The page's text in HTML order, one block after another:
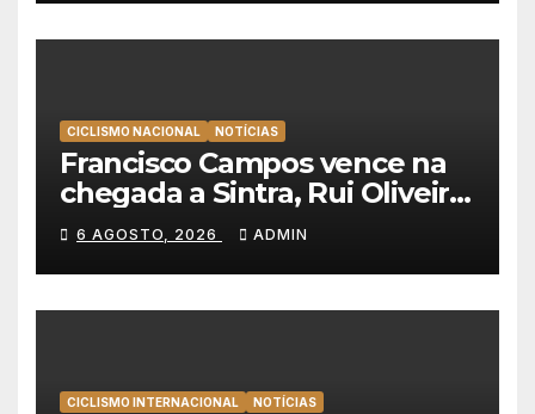
CICLISMO NACIONAL NOTÍCIAS
Francisco Campos vence na
chegada a Sintra, Rui Oliveira
veste de amarelo na Volta a
Portugal
6 AGOSTO, 2026 ADMIN
CICLISMO INTERNACIONAL NOTÍCIAS